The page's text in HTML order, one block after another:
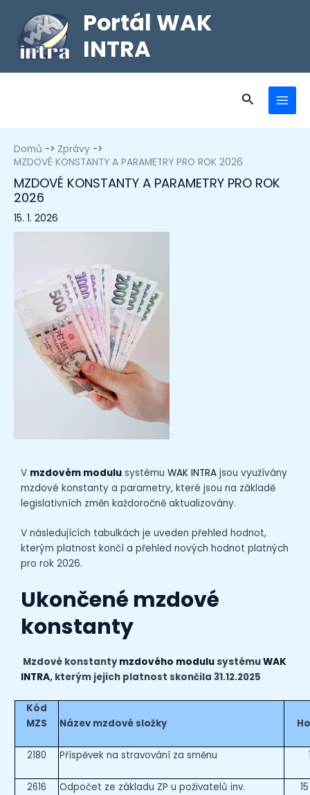
Portál WAK
INTRA
Domů
Zprávy
MZDOVÉ KONSTANTY A PARAMETRY PRO ROK 2026
MZDOVÉ KONSTANTY A PARAMETRY PRO ROK
2026
15. 1. 2026
V mzdovém modulu systému WAK INTRA jsou využívány
mzdové konstanty a parametry, které jsou na základě
legislativních změn každoročně aktualizovány.
V následujících tabulkách je uveden přehled hodnot,
kterým platnost končí a přehled nových hodnot platných
pro rok 2026.
Ukončené mzdové
konstanty
Mzdové konstantymzdového modulusystémuWAK
INTRA, kterým jejich platnost skončila 31.12.2025
Kód
MZS
Název mzdové složky
2180 Příspěvek na stravování za směnu
2616
Odpočet ze základu ZP u poživatelů inv.